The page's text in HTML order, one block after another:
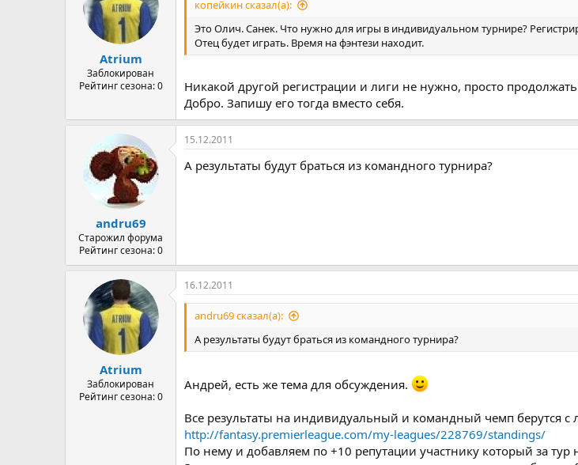
Atrium
Заблокирован
Рейтинг сезона: 0
копейкин сказал(а):
Это Олич. Санек. Что нужно для игры в индивидуальном турнире?
Отец будет играть. Время на фэнтези находит.
Никакой другой регистрации и лиги не нужно, просто продолжать
Добро. Запишу его тогда вместо себя.
andru69
Старожил форума
Рейтинг сезона: 0
15.12.2011
А результаты будут браться из командного турнира?
Atrium
Заблокирован
Рейтинг сезона: 0
16.12.2011
andru69 сказал(а):
А результаты будут браться из командного турнира?
Андрей, есть же тема для обсуждения.
Все результаты на индивидуальный и командный чемп берутся с
http://fantasy.premierleague.com/my-leagues/228769/standings/
По нему и добавляем по +10 репутации участнику который за тур